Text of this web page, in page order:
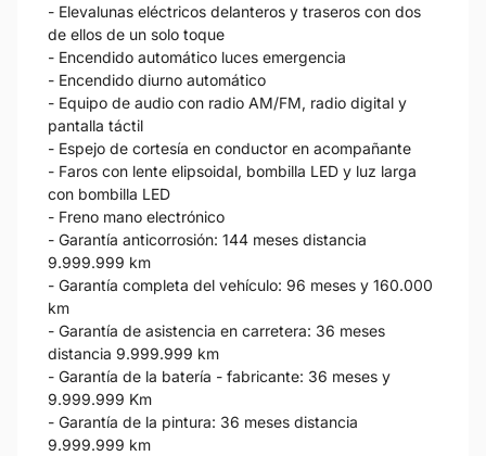
- Elevalunas eléctricos delanteros y traseros con dos
de ellos de un solo toque
- Encendido automático luces emergencia
- Encendido diurno automático
- Equipo de audio con radio AM/FM, radio digital y
pantalla táctil
- Espejo de cortesía en conductor en acompañante
- Faros con lente elipsoidal, bombilla LED y luz larga
con bombilla LED
- Freno mano electrónico
- Garantía anticorrosión: 144 meses distancia
9.999.999 km
- Garantía completa del vehículo: 96 meses y 160.000
km
- Garantía de asistencia en carretera: 36 meses
distancia 9.999.999 km
- Garantía de la batería - fabricante: 36 meses y
9.999.999 Km
- Garantía de la pintura: 36 meses distancia
9.999.999 km